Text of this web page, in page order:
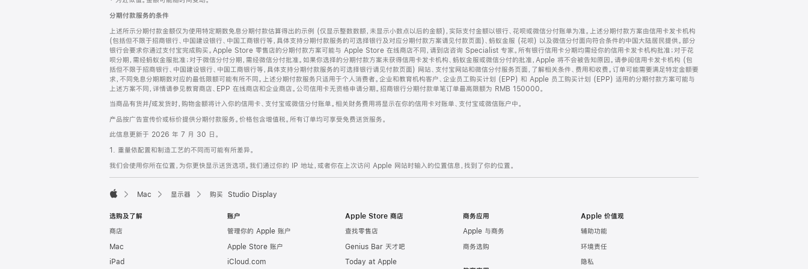
页
脚
注
分期付款服务的条件
上述所示分期付款金额仅为使用特定期数免息分期付款估算得出的示例 (仅显示整数数额，未显示小数点以后的金额)，实际支付金额以银行、花呗或微信分付账单为准。上述分期付款方案由信用卡发卡机构
(包括但不限于招商银行、中国建设银行、中国工商银行等，具体支持分期付款服务的可选择银行及对应分期付款方案请见付款页面)、蚂蚁金服 (花呗) 以及微信分付面向符合条件的中国大陆居民提供。部分
银行会要求你通过支付宝完成购买。Apple Store 零售店的分期付款方案可能与 Apple Store 在线商店不同，请到店咨询 Specialist 专家。所有银行信用卡分期均需经你的信用卡发卡机构批准；对于花
呗分期，需经蚂蚁金服批准；对于微信分付分期，需经微信分付批准。如果你选择的分期付款方案未获得信用卡发卡机构、蚂蚁金服或微信分付的批准，Apple 将不会被告知原因。请参阅信用卡发卡机构 (包
括但不限于招商银行、中国建设银行、中国工商银行等，具体支持分期付款服务的可选择银行请见付款页面) 网站、支付宝网站和微信分付服务页面，了解相关条件、费用和收费。订单可能需要满足特定金额要
求，不同免息分期期数对应的最低限额可能有所不同。上述分期付款服务只适用于个人消费者。企业和教育机构客户、企业员工购买计划 (EPP) 和 Apple 员工购买计划 (EPP) 适用的分期付款方案可能与
上述方案不同，详情请参见教育商店、EPP 在线商店和企业商店。公司信用卡无资格申请分期。招商银行分期付款单笔订单最高限额为 RMB 150000。
当商品有货并/或发货时，购物金额将计入你的信用卡、支付宝或微信分付账单。相关财务费用将显示在你的信用卡对账单、支付宝或微信账户中。
产品按广告宣传价或标价提供分期付款服务。价格包含增值税。所有订单均可享受免费送货服务。
此信息更新于 2026 年 7 月 30 日。
1. 重量依配置和制造工艺的不同而可能有所差异。
我们会使用你所在位置，为你更快显示送货选项。我们通过你的 IP 地址，或者你在上次访问 Apple 网站时输入的位置信息，找到了你的位置。
Mac 显示器 购买 Studio Display
选购及了解
商店
Mac
iPad
账户
管理你的 Apple 账户
Apple Store 账户
iCloud.com
Apple Store 商店
查找零售店
Genius Bar 天才吧
Today at Apple
商务应用
Apple 与商务
商务选购
Apple 价值观
辅助功能
环境责任
隐私